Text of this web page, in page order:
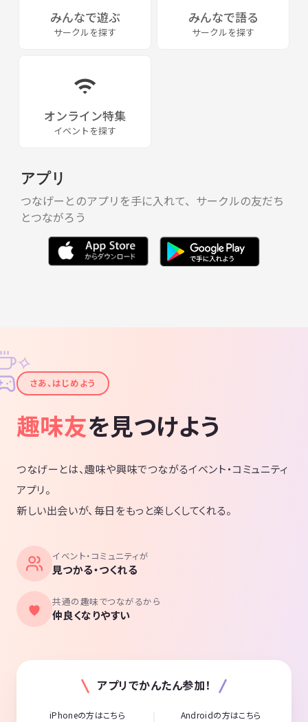
みんなで遊ぶ
サークルを探す
みんなで語る
サークルを探す
オンライン特集
イベントを探す
アプリ
つなげーとのアプリを手に入れて、サークルの友だち
とつながろう
✦
✧
さあ、はじめよう
趣味友を見つけよう
つなげーとは、趣味や興味でつながるイベント・コミュニティ
アプリ。
新しい出会いが、毎日をもっと楽しくしてくれる。
イベント・コミュニティが
見つかる・つくれる
共通の趣味でつながるから
仲良くなりやすい
アプリでかんたん参加！
iPhoneの方はこちら Androidの方はこちら